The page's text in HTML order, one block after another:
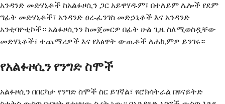
አንዳንድ መድሃኒቶች ከአልፉዞሲን ጋር አይዋሃዱም፣ በተለይም ሌሎች የደም
ግፊት መድሃኒቶች፣ አንዳንድ ፀረ-ፈንገስ መድኃኒቶች እና አንዳንድ
አንቲባዮቲኮች። አልፉዞሲንን ከመጀመርዎ በፊት ሁል ጊዜ ስለሚወስዷቸው
መድሃኒቶች፣ ተጨማሪዎች እና የእፅዋት ውጤቶች ለሐኪምዎ ይንገሩ።
የአልፉዞሲን የንግድ ስሞች
አልፉዞሲን በበርካታ የንግድ ስሞች ስር ይገኛል፣ ዩሮክሳትራል በዩናይትድ